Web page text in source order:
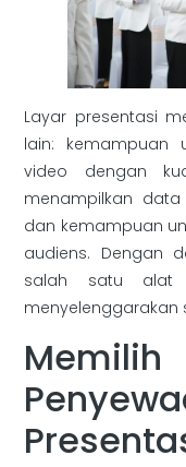
Layar presentasi
lain: kemampuan
video dengan
menampilkan
dan kemampuan
audiens. Dengan
salah satu alat
menyelenggarakan